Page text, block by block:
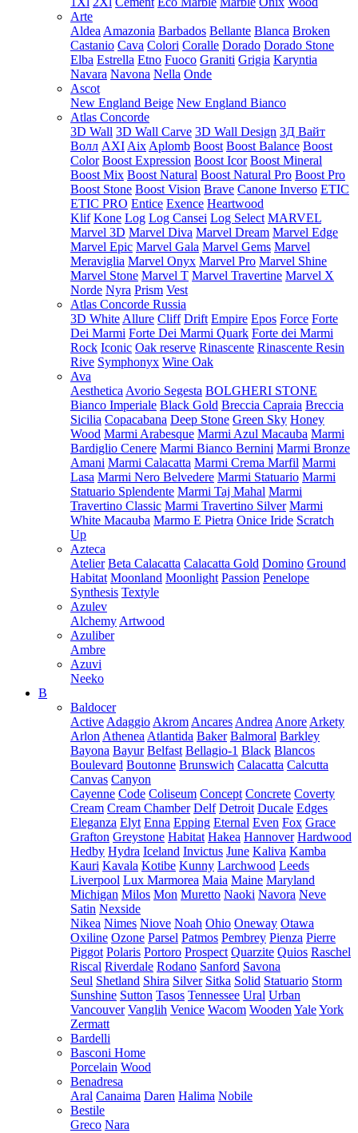
Arte
Aldea Amazonia Barbados Bellante Blanca Broken
Castanio Cava Colori Coralle Dorado Dorado Stone
Elba Estrella Etno Fuoco Graniti Grigia Karyntia
Navara Navona Nella Onde
Ascot
New England Beige New England Bianco
Atlas Concorde
3D Wall 3D Wall Carve 3D Wall Design 3Д Вайт
Волл AXI Aix Aplomb Boost Boost Balance Boost
Color Boost Expression Boost Icor Boost Mineral
Boost Mix Boost Natural Boost Natural Pro Boost Pro
Boost Stone Boost Vision Brave Canone Inverso ETIC
ETIC PRO Entice Exence Heartwood
Klif Kone Log Log Cansei Log Select MARVEL
Marvel 3D Marvel Diva Marvel Dream Marvel Edge
Marvel Epic Marvel Gala Marvel Gems Marvel
Meraviglia Marvel Onyx Marvel Pro Marvel Shine
Marvel Stone Marvel T Marvel Travertine Marvel X
Norde Nyra Prism Vest
Atlas Concorde Russia
3D White Allure Cliff Drift Empire Epos Force Forte
Dei Marmi Forte Dei Marmi Quark Forte dei Marmi
Rock Iconic Oak reserve Rinascente Rinascente Resin
Rive Symphonyx Wine Oak
Ava
Aesthetica Avorio Segesta BOLGHERI STONE
Bianco Imperiale Black Gold Breccia Capraia Breccia
Sicilia Copacabana Deep Stone Green Sky Honey
Wood Marmi Arabesque Marmi Azul Macauba Marmi
Bardiglio Cenere Marmi Bianco Bernini Marmi Bronze
Amani Marmi Calacatta Marmi Crema Marfil Marmi
Lasa Marmi Nero Belvedere Marmi Statuario Marmi
Statuario Splendente Marmi Taj Mahal Marmi
Travertino Classic Marmi Travertino Silver Marmi
White Macauba Marmo E Pietra Onice Iride Scratch
Up
Azteca
Atelier Beta Calacatta Calacatta Gold Domino Ground
Habitat Moonland Moonlight Passion Penelope
Synthesis Textyle
Azulev
Alchemy Artwood
Azuliber
Ambre
Azuvi
Neeko
B
Baldocer
Active Adaggio Akrom Ancares Andrea Anore Arkety
Arlon Athenea Atlantida Baker Balmoral Barkley
Bayona Bayur Belfast Bellagio-1 Black Blancos
Boulevard Boutonne Brunswich Calacatta Calcutta
Canvas Canyon
Cayenne Code Coliseum Concept Concrete Coverty
Cream Cream Chamber Delf Detroit Ducale Edges
Eleganza Elyt Enna Epping Eternal Even Fox Grace
Grafton Greystone Habitat Hakea Hannover Hardwood
Hedby Hydra Iceland Invictus June Kaliva Kamba
Kauri Kavala Kotibe Kunny Larchwood Leeds
Liverpool Lux Marmorea Maia Maine Maryland
Michigan Milos Mon Muretto Naoki Navora Neve
Satin Nexside
Nikea Nimes Niove Noah Ohio Oneway Otawa
Oxiline Ozone Parsel Patmos Pembrey Pienza Pierre
Piggot Polaris Portoro Prospect Quarzite Quios Raschel
Riscal Riverdale Rodano Sanford Savona
Seul Shetland Shira Silver Sitka Solid Statuario Storm
Sunshine Sutton Tasos Tennessee Ural Urban
Vancouver Vanglih Venice Wacom Wooden YaleYork
Zermatt
Bardelli
Basconi Home
Porcelain Wood
Benadresa
Aral Canaima Daren Halima Nobile
Bestile
Greco Nara